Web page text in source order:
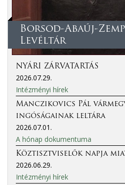
Borsod-Abaúj-
Levéltár
NYÁRI ZÁRVATARTÁS
2026.07.29.
Intézményi hírek
Manczikovics Pál
ingóságainak leltára
2026.07.01.
A hónap dokumentuma
Köztisztviselők napja
2026.06.29.
Intézményi hírek